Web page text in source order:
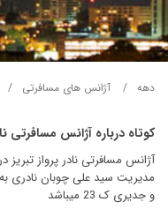
دهه آژانس های مسافرتی
کوتاه درباره آژانس مسافرتی
آژانس مسافرتی نادر پرواز تبريز
مدیریت سید علی چوبان نادری
و جدیری ک 23 میباشد